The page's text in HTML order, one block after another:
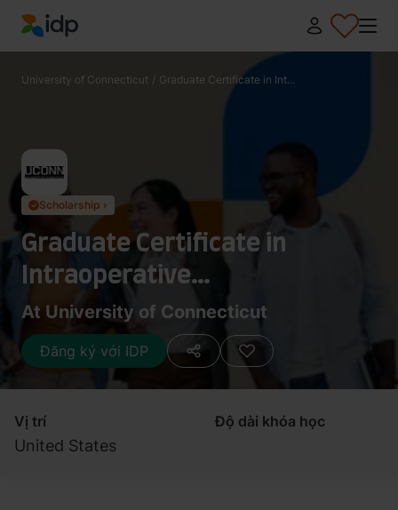
IDP Education
University of Connecticut / Graduate Certificate in Int...
✓ Scholarship ›
Graduate Certificate in
Intraoperative
Neuromonitoring
At University of Connecticut
Đăng ký với IDP
Vị trí
United States
Độ dài khóa học